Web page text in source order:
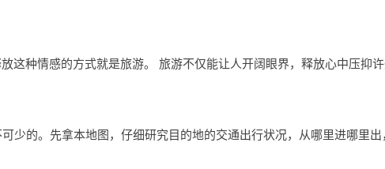
这种情感的方式就是旅游。 旅游不仅能让人开阔眼界，释放心中压抑
少的。先拿本地图，仔细研究目的地的交通出行状况，从哪里进哪里